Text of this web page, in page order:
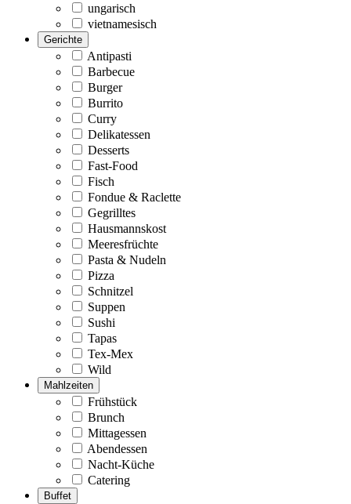
ungarisch
vietnamesisch
Gerichte
Antipasti
Barbecue
Burger
Burrito
Curry
Delikatessen
Desserts
Fast-Food
Fisch
Fondue & Raclette
Gegrilltes
Hausmannskost
Meeresfrüchte
Pasta & Nudeln
Pizza
Schnitzel
Suppen
Sushi
Tapas
Tex-Mex
Wild
Mahlzeiten
Frühstück
Brunch
Mittagessen
Abendessen
Nacht-Küche
Catering
Buffet